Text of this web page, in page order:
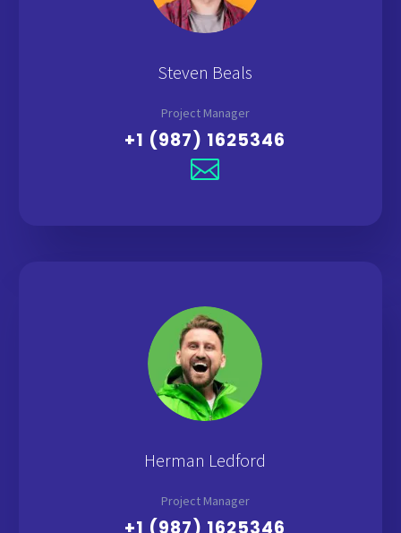
Steven Beals
Project Manager
+1 (987) 1625346
Herman Ledford
Project Manager
+1 (987) 1625346